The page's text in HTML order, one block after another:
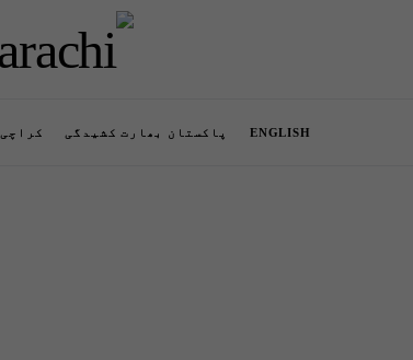
ENGLISH پاکستان بھارت کشیدگی کراچی